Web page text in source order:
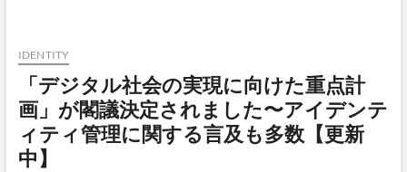
号
制
度 ＞
個
人
IDENTITY
「デジタル社会の実現に向けた重点計
画」が閣議決定されました〜アイデンテ
ィティ管理に関する言及も多数【更新
中】